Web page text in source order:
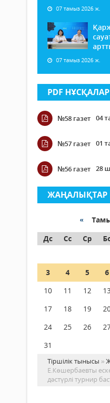
07 тамыз 2026 ж.
07 тамыз 2026 ж.
PDF
№58 газет 04
№57 газет 01
№56 газет 28
ЖАҢАЛЫҚТАР
«
Дс
Сс Ср
3
4 5 6
10
11 12
17
18 19
24
25 26
31
Тіршілік тынысы »
Е.Көшербаевты
дәстүрлі турнир